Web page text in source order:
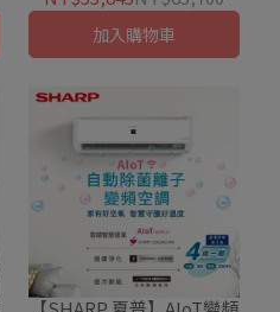
加入購物車